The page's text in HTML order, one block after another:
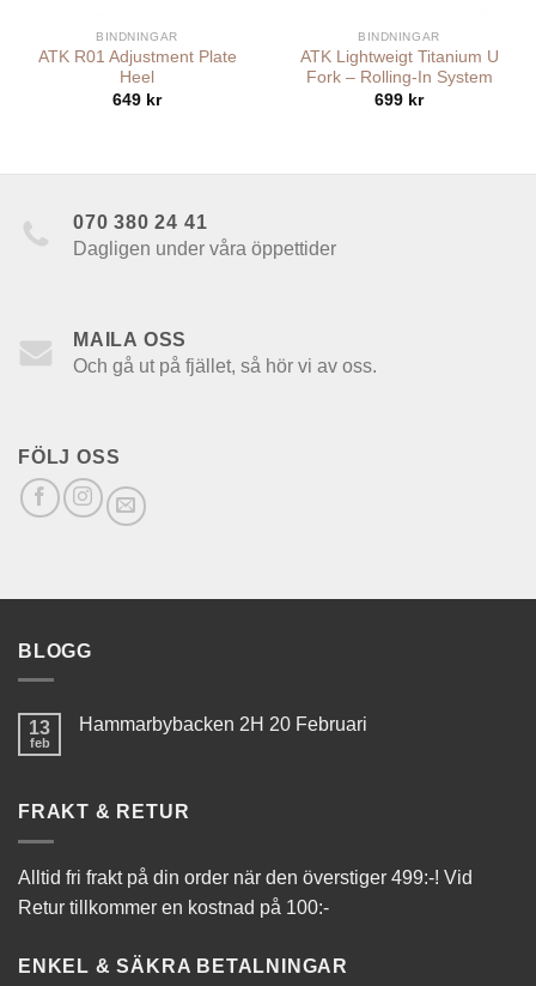
BINDNINGAR
ATK R01 Adjustment Plate
Heel
649 kr
BINDNINGAR
ATK Lightweigt Titanium U
Fork – Rolling-In System
699 kr
070 380 24 41
Dagligen under våra öppettider
MAILA OSS
Och gå ut på fjället, så hör vi av oss.
FÖLJ OSS
BLOGG
13
feb
Hammarbybacken 2H 20 Februari
FRAKT & RETUR
Alltid fri frakt på din order när den överstiger 499:-! Vid
Retur tillkommer en kostnad på 100:-
ENKEL & SÄKRA BETALNINGAR